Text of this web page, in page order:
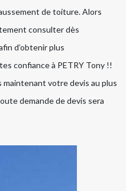
de toiture. Alors
consulter dès
d’obtenir plus
confiance à PETRY Tony !!
maintenant votre devis au plus
demande de devis sera